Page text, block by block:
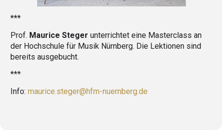
***
Prof. Maurice Steger unterrichtet eine Masterclass an
der Hochschule für Musik Nürnberg. Die Lektionen sind
bereits ausgebucht.
***
Info: maurice.steger@hfm-nuernberg.de